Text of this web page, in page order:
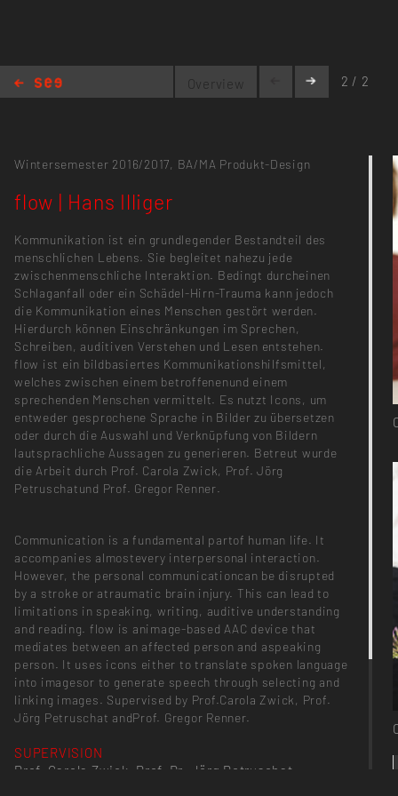
Overview 2 / 2
Wintersemester 2016/2017, BA/MA Produkt-Design
flow | Hans Illiger
Kommunikation ist ein grundlegender Bestandteil des
menschlichen Lebens. Sie begleitet nahezu jede
zwischenmenschliche Interaktion. Bedingt durcheinen
Schlaganfall oder ein Schädel-Hirn-Trauma kann jedoch
die Kommunikation eines Menschen gestört werden.
Hierdurch können Einschränkungen im Sprechen,
Schreiben, auditiven Verstehen und Lesen entstehen.
flow ist ein bildbasiertes Kommunikationshilfsmittel,
welches zwischen einem betroffenenund einem
sprechenden Menschen vermittelt. Es nutzt Icons, um
entweder gesprochene Sprache in Bilder zu übersetzen
oder durch die Auswahl und Verknüpfung von Bildern
lautsprachliche Aussagen zu generieren. Betreut wurde
die Arbeit durch Prof. Carola Zwick, Prof. Jörg
Petruschatund Prof. Gregor Renner.
Communication is a fundamental partof human life. It
accompanies almostevery interpersonal interaction.
However, the personal communicationcan be disrupted
by a stroke or atraumatic brain injury. This can lead to
limitations in speaking, writing, auditive understanding
and reading. flow is animage-based AAC device that
mediates between an affected person and aspeaking
person. It uses icons either to translate spoken language
into imagesor to generate speech through selecting and
linking images. Supervised by Prof.Carola Zwick, Prof.
Jörg Petruschat andProf. Gregor Renner.
SUPERVISION
Prof. Carola Zwick, Prof. Dr. Jörg Petruschat